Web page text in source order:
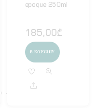
epoque 250ml
185,00₾
В КОРЗИНУ
Share